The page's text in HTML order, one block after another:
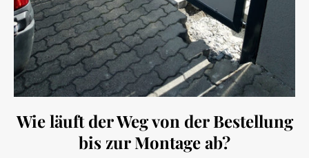
Wie läuft der Weg von der Bestellung
bis zur Montage ab?